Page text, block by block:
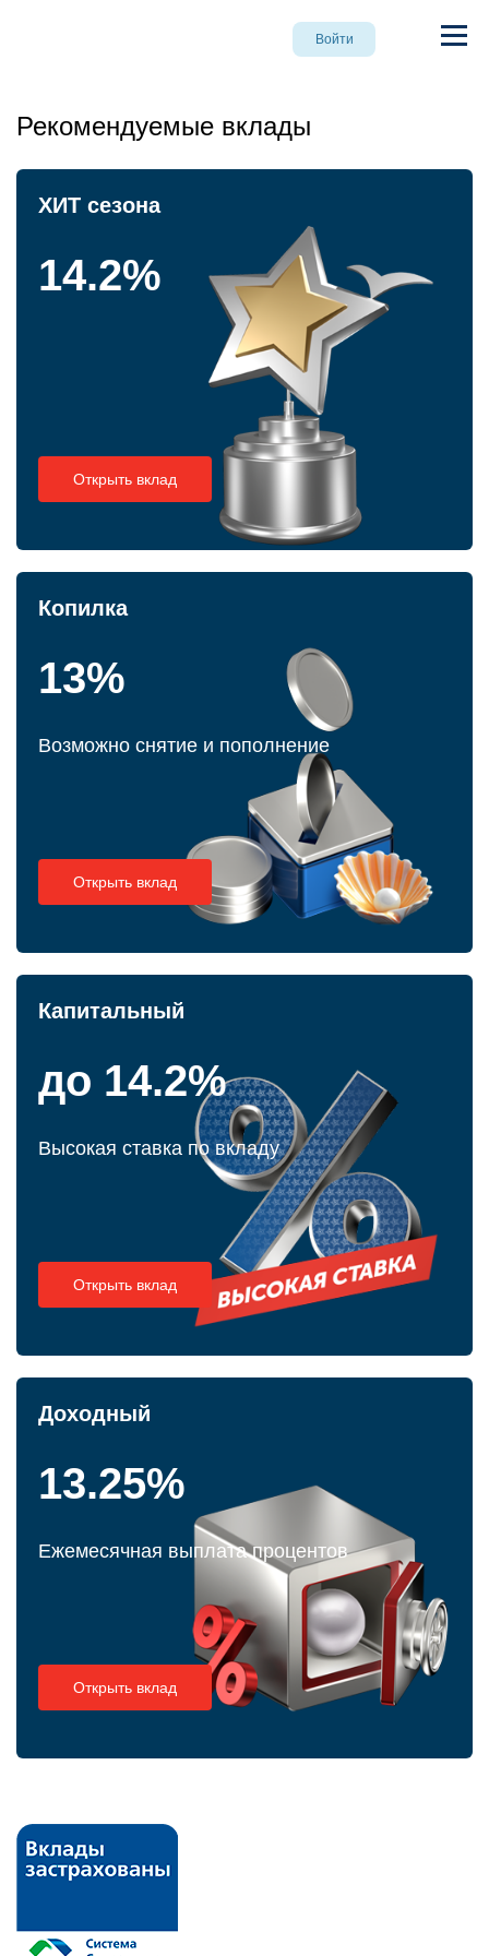
Войти
Рекомендуемые вклады
ХИТ сезона
14.2%
Открыть вклад
Копилка
13%
Возможно снятие и пополнение
Открыть вклад
Капитальный
до 14.2%
Высокая ставка по вкладу
Открыть вклад
Доходный
13.25%
Ежемесячная выплата процентов
Открыть вклад